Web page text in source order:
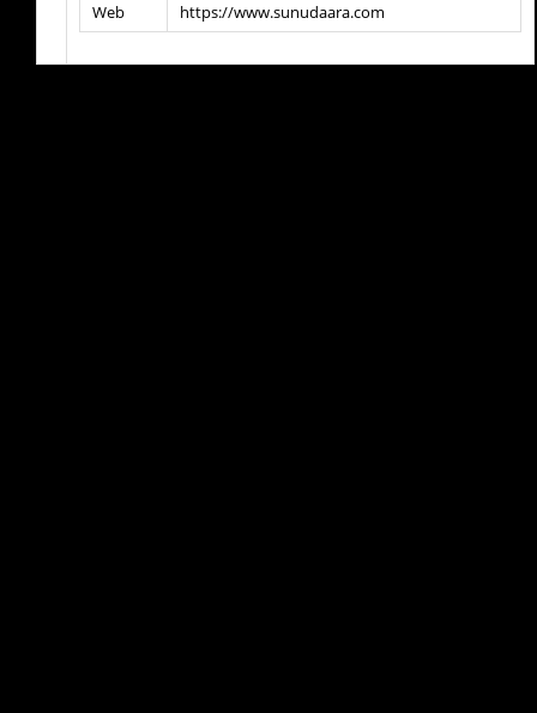
Web https://www.sunudaara.com